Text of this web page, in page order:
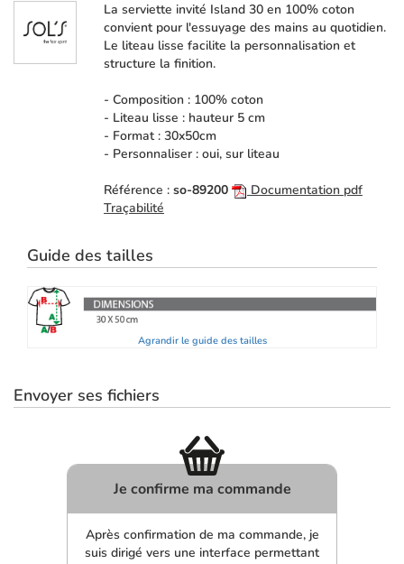
La serviette invité Island 30 en 100% coton
convient pour l'essuyage des mains au quotidien.
Le liteau lisse facilite la personnalisation et
structure la finition.
- Composition : 100% coton
- Liteau lisse : hauteur 5 cm
- Format : 30x50cm
- Personnaliser : oui, sur liteau
Référence : so-89200
Documentation pdf
Traçabilité
Guide des tailles
Agrandir le guide des tailles
Envoyer ses fichiers
Je confirme ma commande
Après confirmation de ma commande, je
suis dirigé vers une interface permettant